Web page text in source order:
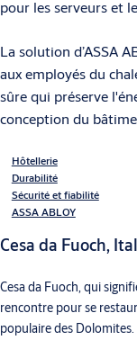
pour les serveurs et
La solution d’ASSA
aux employés du
sûre qui préserve
conception du
Hôtellerie
Durabilité
Sécurité et fiabilité
ASSA ABLOY
Cesa da Fuoch,
Cesa da Fuoch, qui
rencontre pour se
populaire des